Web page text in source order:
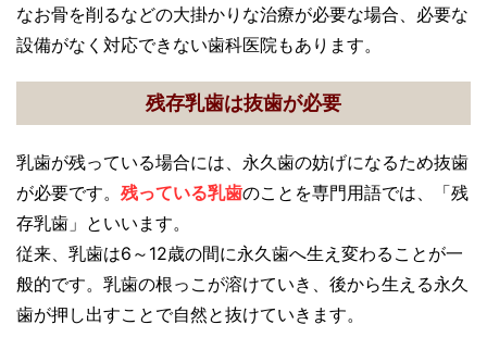
なお骨を削るなどの大掛かりな治療が必要な場合、必要な
設備がなく対応できない歯科医院もあります。
残存乳歯は抜歯が必要
乳歯が残っている場合には、永久歯の妨げになるため抜歯
が必要です。 残っている乳歯のことを専門用語では、「残
存乳歯」といいます。
従来、乳歯は6～12歳の間に永久歯へ生え変わることが一
般的です。乳歯の根っこが溶けていき、後から生える永久
歯が押し出すことで自然と抜けていきます。